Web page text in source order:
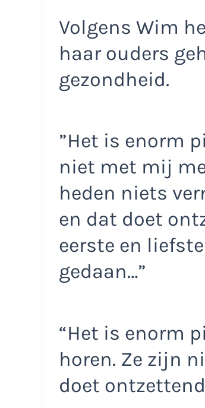
Volgens Wim
haar ouders
gezondheid.
”Het is enorm
niet met mij
heden niets
en dat doet
eerste en
gedaan…”
“Het is enorm
horen. Ze zijn
doet